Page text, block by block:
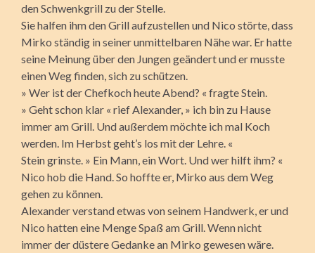
den Schwenkgrill zu der Stelle.
Sie halfen ihm den Grill aufzustellen und Nico störte, dass
Mirko ständig in seiner unmittelbaren Nähe war. Er hatte
seine Meinung über den Jungen geändert und er musste
einen Weg finden, sich zu schützen.
» Wer ist der Chefkoch heute Abend? « fragte Stein.
» Geht schon klar « rief Alexander, » ich bin zu Hause
immer am Grill. Und außerdem möchte ich mal Koch
werden. Im Herbst geht’s los mit der Lehre. «
Stein grinste. » Ein Mann, ein Wort. Und wer hilft ihm? «
Nico hob die Hand. So hoffte er, Mirko aus dem Weg
gehen zu können.
Alexander verstand etwas von seinem Handwerk, er und
Nico hatten eine Menge Spaß am Grill. Wenn nicht
immer der düstere Gedanke an Mirko gewesen wäre.